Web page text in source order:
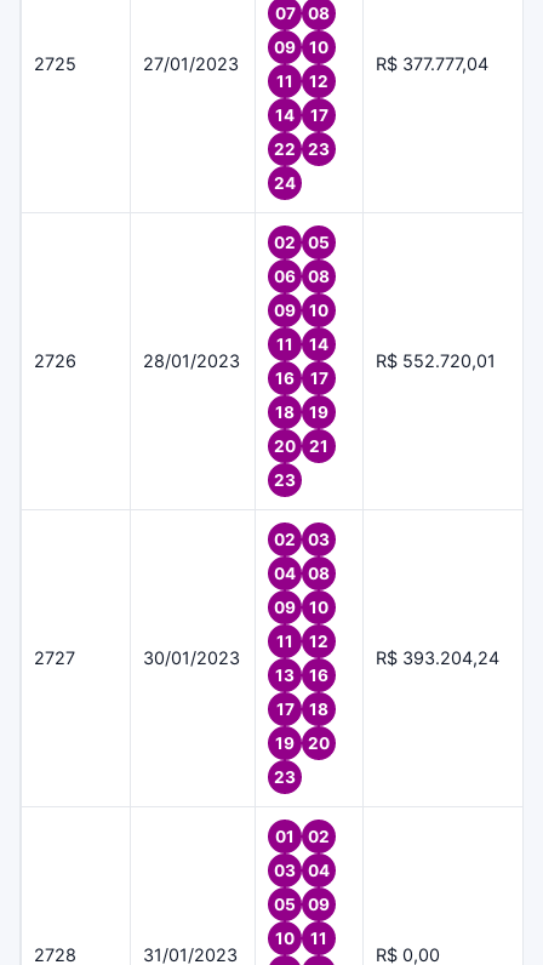
2725 27/01/2023
07
08
09
10
11
12
14
17
22
23
24
R$ 377.777,04
2726 28/01/2023
02
05
06
08
09
10
11
14
16
17
18
19
20
21
23
R$ 552.720,01
2727 30/01/2023
02
03
04
08
09
10
11
12
13
16
17
18
19
20
23
R$ 393.204,24
2728 31/01/2023
01
02
03
04
05
09
10
11
R$ 0,00